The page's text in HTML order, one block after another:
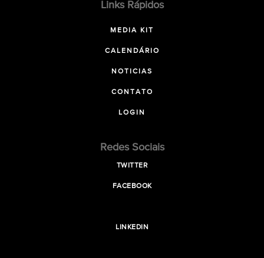
Links Rápidos
MEDIA KIT
CALENDÁRIO
NOTICIAS
CONTATO
LOGIN
Redes Sociais
TWITTER
FACEBOOK
LINKEDIN